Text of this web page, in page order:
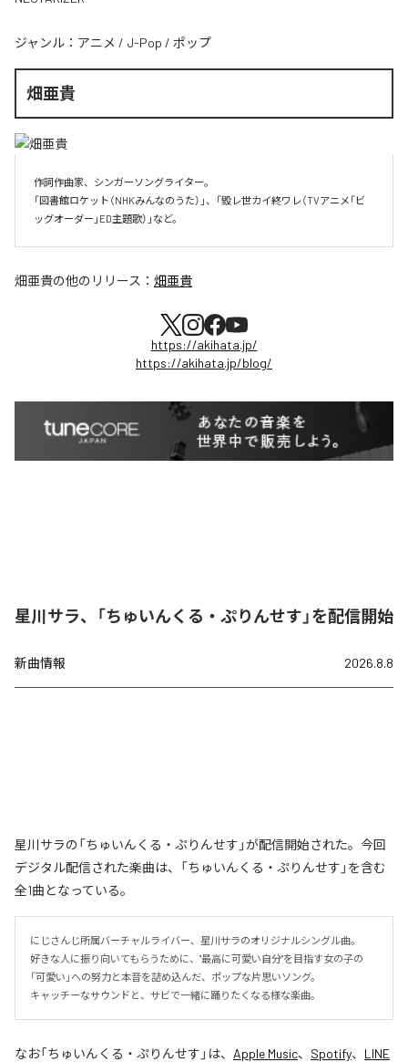
ジャンル： アニメ / J-Pop / ポップ
畑亜貴
作詞作曲家、シンガーソングライター。
「図書館ロケット（NHKみんなのうた）」、「毀レ世カイ終ワレ（TVアニメ「ビ
ッグオーダー」ED主題歌）」など。
畑亜貴の他のリリース： 畑亜貴
https://akihata.jp/
https://akihata.jp/blog/
星川サラ、「ちゅいんくる・ぷりんせす」を配信開始
新曲情報 2026.8.8
星川サラの「ちゅいんくる・ぷりんせす」が配信開始された。今回
デジタル配信された楽曲は、「ちゅいんくる・ぷりんせす」を含む
全1曲となっている。
にじさんじ所属バーチャルライバー、星川サラのオリジナルシングル曲。
好きな人に振り向いてもらうために、"最高に可愛い自分"を目指す女の子の
「可愛い」への努力と本音を詰め込んだ、ポップな片思いソング。
キャッチーなサウンドと、サビで一緒に踊りたくなる様な楽曲。
なお「ちゅいんくる・ぷりんせす 」は、 Apple Music、 Spotify、 LINE